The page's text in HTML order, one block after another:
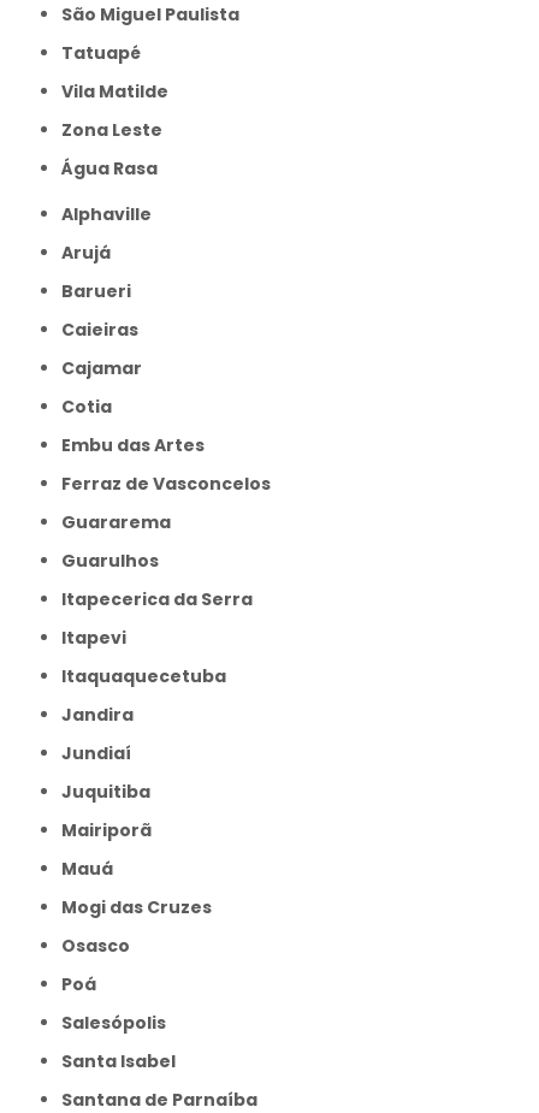
São Miguel Paulista
Tatuapé
Vila Matilde
Zona Leste
Água Rasa
Alphaville
Arujá
Barueri
Caieiras
Cajamar
Cotia
Embu das Artes
Ferraz de Vasconcelos
Guararema
Guarulhos
Itapecerica da Serra
Itapevi
Itaquaquecetuba
Jandira
Jundiaí
Juquitiba
Mairiporã
Mauá
Mogi das Cruzes
Osasco
Poá
Salesópolis
Santa Isabel
Santana de Parnaíba